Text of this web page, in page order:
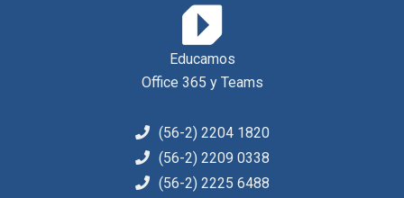
Educamos
Office 365 y Teams
(56-2) 2204 1820
(56-2) 2209 0338
(56-2) 2225 6488